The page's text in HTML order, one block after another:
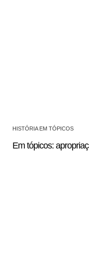
HISTÓRIA EM TÓPICOS
Em tópicos: